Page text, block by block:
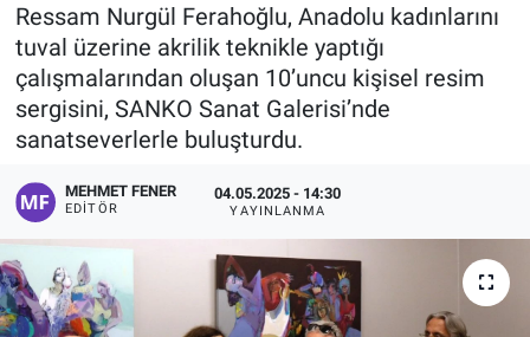
Ressam Nurgül Ferahoğlu, Anadolu kadınlarını
tuval üzerine akrilik teknikle yaptığı
çalışmalarından oluşan 10’uncu kişisel resim
sergisini, SANKO Sanat Galerisi’nde
sanatseverlerle buluşturdu.
MEHMET FENER
EDITÖR
04.05.2025 - 14:30
YAYINLANMA